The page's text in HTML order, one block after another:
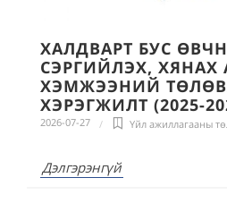
ХАЛДВАРТ БУС
СЭРГИЙЛЭХ, ХЯНАХ
ХЭМЖЭЭНИЙ
ХЭРЭГЖИЛТ (2025-
2026-07-27 Үйл ажиллагааны
Дэлгэрэнгүй